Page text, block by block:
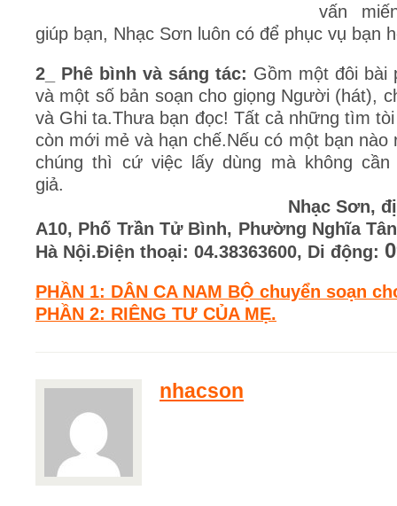
vấn
giúp bạn, Nhạc Sơn luôn có để phục vụ bạn
2_ Phê bình và sáng tác: Gồm một đôi bài
và một số bản soạn cho giọng Người (hát),
và Ghi ta.Thưa bạn đọc! Tất cả những tìm
còn mới mẻ và hạn chế.Nếu có một bạn nào
chúng thì cứ việc lấy dùng mà không
Nhạc Sơn,
A10, Phố Trần Tử Bình, Phường Nghĩa
Hà Nội.Điện thoại: 04.38363600, Di động:
PHẦN 1: DÂN CA NAM BỘ chuyển soạn
PHẦN 2: RIÊNG TƯ CỦA MẸ.
nhacson